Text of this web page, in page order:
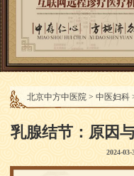
北京中方中医院 > 中医妇科
乳腺结节：原因
2024-